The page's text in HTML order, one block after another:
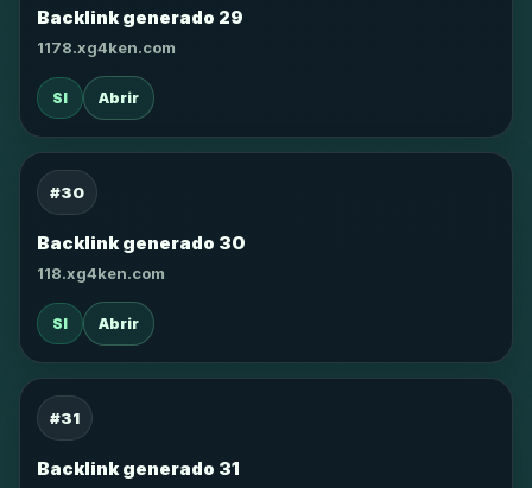
Backlink generado 29
1178.xg4ken.com
SI Abrir
#30
Backlink generado 30
118.xg4ken.com
SI Abrir
#31
Backlink generado 31